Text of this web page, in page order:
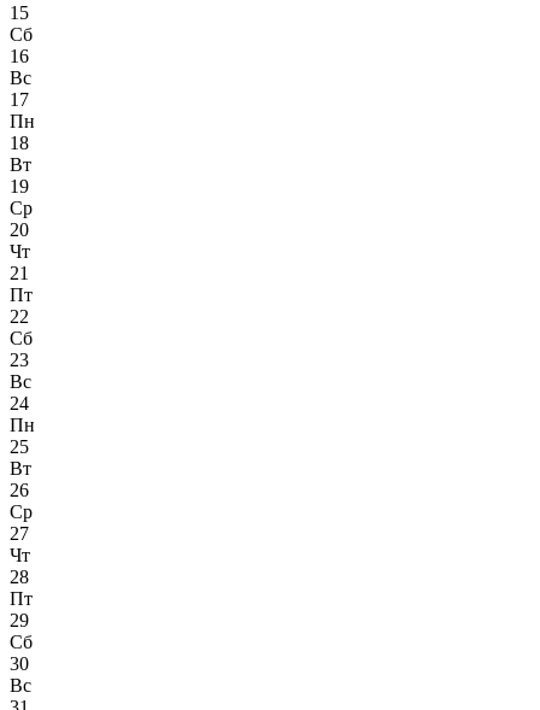
15
Сб
16
Вс
17
Пн
18
Вт
19
Ср
20
Чт
21
Пт
22
Сб
23
Вс
24
Пн
25
Вт
26
Ср
27
Чт
28
Пт
29
Сб
30
Вс